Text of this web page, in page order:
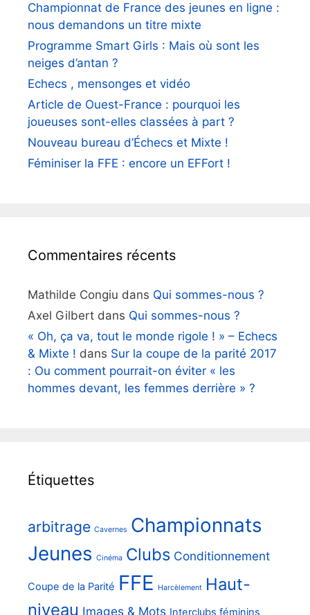
Championnat de France des jeunes en ligne :
nous demandons un titre mixte
Programme Smart Girls : Mais où sont les
neiges d’antan ?
Echecs , mensonges et vidéo
Article de Ouest-France : pourquoi les
joueuses sont-elles classées à part ?
Nouveau bureau d’Échecs et Mixte !
Féminiser la FFE : encore un EFFort !
Commentaires récents
Mathilde Congiu dans Qui sommes-nous ?
Axel Gilbert dans Qui sommes-nous ?
« Oh, ça va, tout le monde rigole ! » – Echecs
& Mixte ! dans Sur la coupe de la parité 2017
: Ou comment pourrait-on éviter « les
hommes devant, les femmes derrière » ?
Étiquettes
arbitrage Cavernes Championnats
Jeunes Cinéma Clubs Conditionnement
Coupe de la Parité FFE Harcèlement Haut-
niveau Images & Mots Interclubs féminins